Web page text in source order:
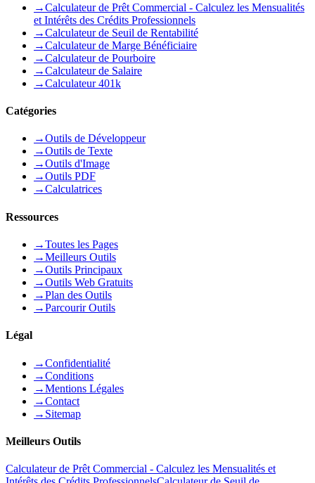
→Calculateur de Prêt Commercial - Calculez les Mensualités
et Intérêts des Crédits Professionnels
→Calculateur de Seuil de Rentabilité
→Calculateur de Marge Bénéficiaire
→Calculateur de Pourboire
→Calculateur de Salaire
→Calculateur 401k
Catégories
→Outils de Développeur
→Outils de Texte
→Outils d'Image
→Outils PDF
→Calculatrices
Ressources
→Toutes les Pages
→Meilleurs Outils
→Outils Principaux
→Outils Web Gratuits
→Plan des Outils
→Parcourir Outils
Légal
→Confidentialité
→Conditions
→Mentions Légales
→Contact
→ Sitemap
Meilleurs Outils
Calculateur de Prêt Commercial - Calculez les Mensualités et